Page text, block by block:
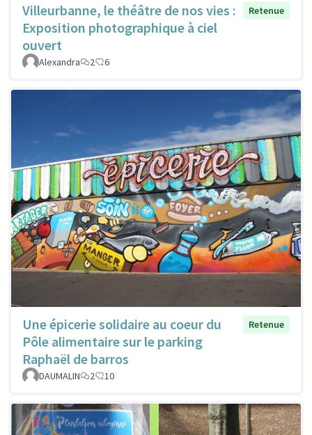
Villeurbanne, le théâtre de nos vies :
Exposition photographique à ciel
ouvert
Retenue
Alexandra 2 6
Une épicerie solidaire au coeur du
Pôle alimentaire sur le parking
Raphaël de barros
Retenue
DAUMALIN 2 10